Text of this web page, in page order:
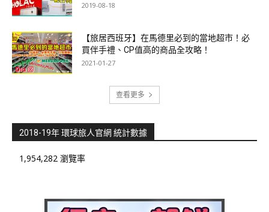
2019-08-18
【旅居西班牙】在馬德里必到的當地超市！必
買伴手禮、CP值高的商品全攻略！
2021-01-27
查看更多
2018-19年 環球旅人官網 統計數據
1,954,282 瀏覽率